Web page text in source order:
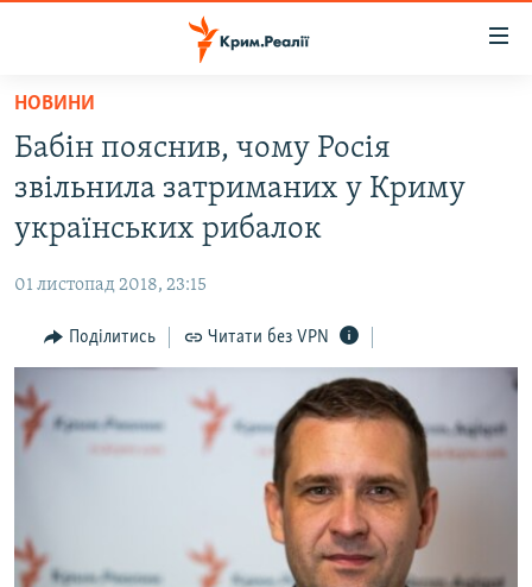
Перейти
основного
матеріалу
Перейти
до
основної
Перейти
до
пошуку
НОВИНИ
ВІДЕО ТА ФОТО
БЛОГИ
ПОГЛЯД
ІНТЕРВ'Ю
ВСЕ ЗА ДЕНЬ
ВІДЕОУРОКИ «ELIFBE»
Русский
НОВИНИ
Бабін пояснив, чому Росія
звільнила затриманих у Криму
українських рибалок
01 листопад 2018, 23:15
Поділитись Читати без VPN